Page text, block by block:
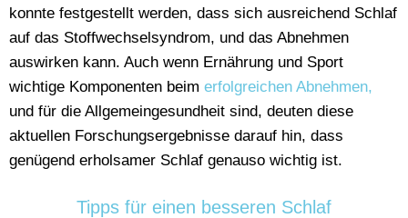
konnte festgestellt werden, dass sich ausreichend Schlaf
auf das Stoffwechselsyndrom, und das Abnehmen
auswirken kann. Auch wenn Ernährung und Sport
wichtige Komponenten beim erfolgreichen Abnehmen,
und für die Allgemeingesundheit sind, deuten diese
aktuellen Forschungsergebnisse darauf hin, dass
genügend erholsamer Schlaf genauso wichtig ist.
Tipps für einen besseren Schlaf